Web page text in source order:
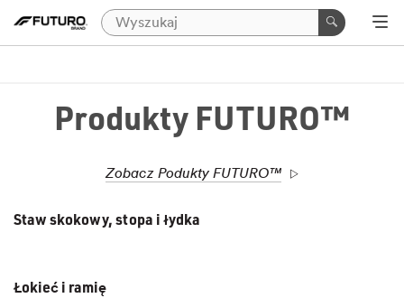
Produkty FUTURO™
Zobacz Podukty FUTURO™
Staw skokowy, stopa i łydka
Łokieć i ramię